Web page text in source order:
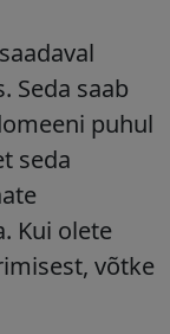
Seda saab
puhul
seda
Kui olete
võtke